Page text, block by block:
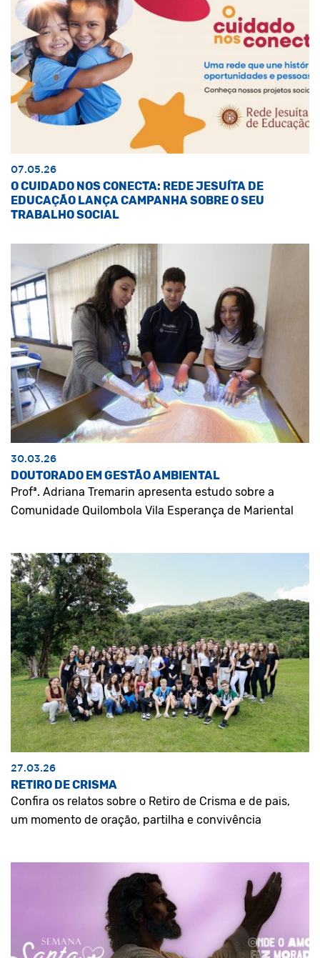
07.05.26
O CUIDADO NOS CONECTA: REDE JESUÍTA DE
EDUCAÇÃO LANÇA CAMPANHA SOBRE O SEU
TRABALHO SOCIAL
30.03.26
DOUTORADO EM GESTÃO AMBIENTAL
Profª. Adriana Tremarin apresenta estudo sobre a
Comunidade Quilombola Vila Esperança de Mariental
27.03.26
RETIRO DE CRISMA
Confira os relatos sobre o Retiro de Crisma e de pais,
um momento de oração, partilha e convivência